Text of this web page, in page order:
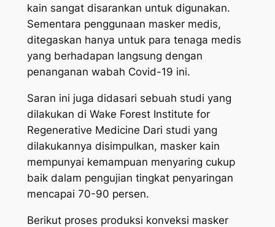
kain sangat disarankan untuk digunakan.
Sementara penggunaan masker medis,
ditegaskan hanya untuk para tenaga medis
yang berhadapan langsung dengan
penanganan wabah Covid-19 ini.
Saran ini juga didasari sebuah studi yang
dilakukan di Wake Forest Institute for
Regenerative Medicine Dari studi yang
dilakukannya disimpulkan, masker kain
mempunyai kemampuan menyaring cukup
baik dalam pengujian tingkat penyaringan
mencapai 70-90 persen.
Berikut proses produksi konveksi masker